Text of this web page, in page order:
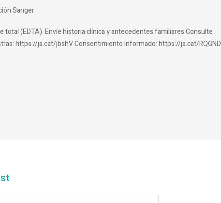
Sanger
total (EDTA). Envíe historia clínica y antecedentes familiares Consulte
https://ja.cat/jbshV Consentimiento Informado: https://ja.cat/RQGND